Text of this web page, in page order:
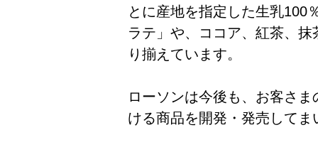
とに産地を指定した生乳
ラテ」や、ココア、紅茶、
り揃えています。
ローソンは今後も、お客さ
ける商品を開発・発売してま